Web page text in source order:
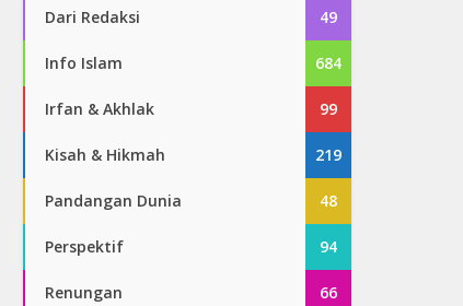
Dari Redaksi 49
Info Islam 684
Irfan & Akhlak 99
Kisah & Hikmah 219
Pandangan Dunia 48
Perspektif 94
Renungan 66